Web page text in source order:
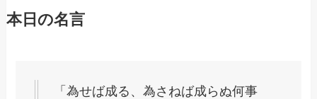
本日の名言
「為せば成る、為さねば成らぬ何事